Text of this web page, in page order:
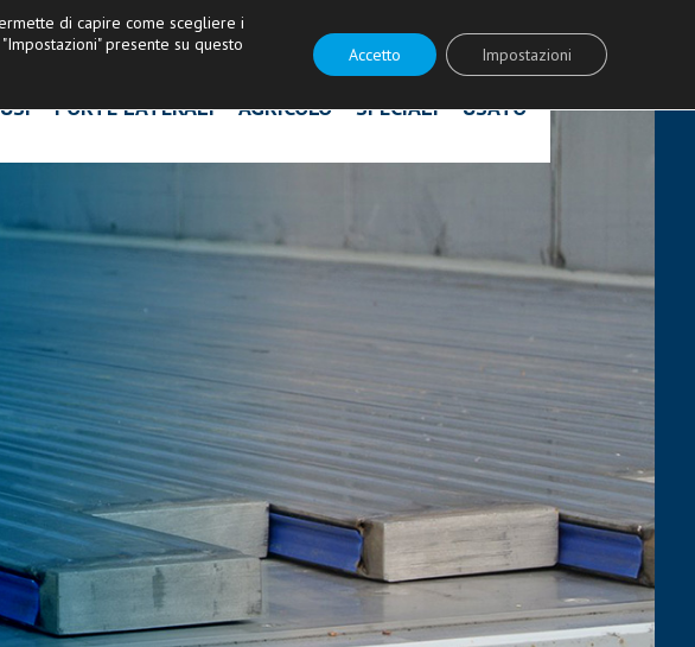
| Ultime Novità! | Contattaci
PORTE LATERALI AGRICOLO SPECIALI USATO
di capire come scegliere i
presente su questo
Accetto Impostazioni